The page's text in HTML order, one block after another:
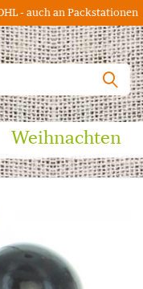
- auch an Packstationen
Weihnachten